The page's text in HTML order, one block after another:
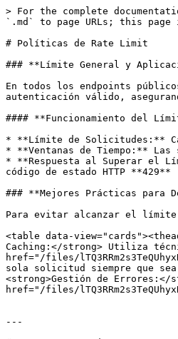
> For the complete
`.md` to page URLs; this
# Políticas de Rate Limit
### **Límite General y
En todos los endpoints
autenticación válido,
#### **Funcionamiento del
* **Límite de Solicitudes:**
* **Ventanas de Tiempo:**
* **Respuesta al Superar el
código de estado HTTP **429**
### **Mejores Prácticas para
Para evitar alcanzar el límite
<table data-
Caching:</strong> Utiliza
href="/files/
sola solicitud siempre que sea
<strong>Gestión de Errores:</
href="/files/
---